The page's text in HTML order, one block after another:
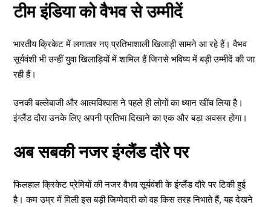
टीम इंडिया को वैभव से उम्मीदें
भारतीय क्रिकेट में लगातार नए प्रतिभाशाली खिलाड़ी सामने आ रहे हैं। वैभव
सूर्यवंशी भी उन्हीं युवा खिलाड़ियों में शामिल हैं जिनसे भविष्य में बड़ी उम्मीदें की जा
रही हैं।
उनकी बल्लेबाजी और आत्मविश्वास ने पहले ही लोगों का ध्यान खींच लिया है।
इंग्लैंड दौरा उनके लिए अपनी प्रतिभा दिखाने का एक और बड़ा अवसर होगा।
अब सबकी नजर इंग्लैंड दौरे पर
फिलहाल क्रिकेट प्रेमियों की नजर वैभव सूर्यवंशी के इंग्लैंड दौरे पर टिकी हुई
है। कम उम्र में मिली इस बड़ी जिम्मेदारी को वह किस तरह निभाते हैं, यह देखने